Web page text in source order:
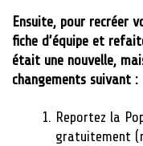
Ensuite, pour recréer
fiche d’équipe et
était une nouvelle,
changements suivant :
Reportez la
gratuitement